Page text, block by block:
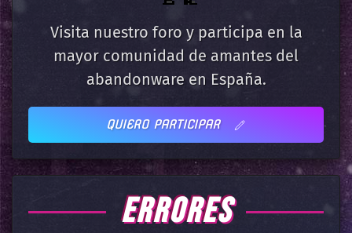
Visita nuestro foro y participa en la
mayor comunidad de amantes del
abandonware en España.
QUIERO PARTICIPAR
ERRORES